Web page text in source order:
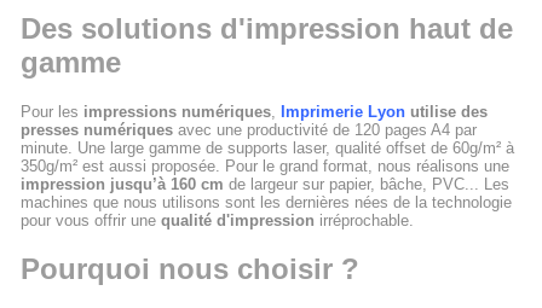
Des solutions d'impression haut de
gamme
Pour les impressions numériques, Imprimerie Lyon utilise des
presses numériques avec une productivité de 120 pages A4 par
minute. Une large gamme de supports laser, qualité offset de 60g/m² à
350g/m² est aussi proposée. Pour le grand format, nous réalisons une
impression jusqu’à 160 cm de largeur sur papier, bâche, PVC... Les
machines que nous utilisons sont les dernières nées de la technologie
pour vous offrir unequalité d'impression irréprochable.
Pourquoi nous choisir ?